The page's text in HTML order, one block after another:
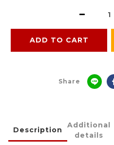
ADD TO CART
Share
Description
Additional
details